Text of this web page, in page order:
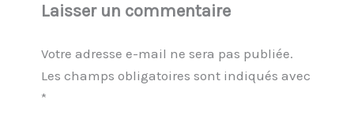
Laisser un commentaire
Votre adresse e-mail ne sera pas publiée.
Les champs obligatoires sont indiqués avec
*